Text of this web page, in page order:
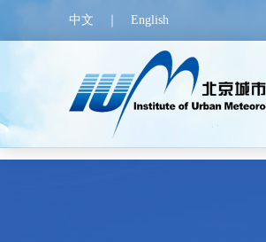
中文 English